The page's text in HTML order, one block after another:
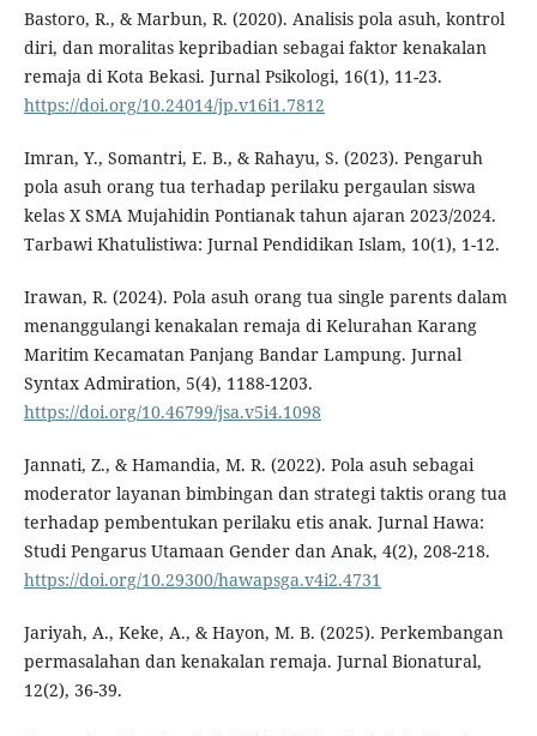
Bastoro, R., & Marbun, R. (2020). Analisis pola asuh, kontrol
diri, dan moralitas kepribadian sebagai faktor kenakalan
remaja di Kota Bekasi. Jurnal Psikologi, 16(1), 11-23.
https://doi.org/10.24014/jp.v16i1.7812
Imran, Y., Somantri, E. B., & Rahayu, S. (2023). Pengaruh
pola asuh orang tua terhadap perilaku pergaulan siswa
kelas X SMA Mujahidin Pontianak tahun ajaran 2023/2024.
Tarbawi Khatulistiwa: Jurnal Pendidikan Islam, 10(1), 1-12.
Irawan, R. (2024). Pola asuh orang tua single parents dalam
menanggulangi kenakalan remaja di Kelurahan Karang
Maritim Kecamatan Panjang Bandar Lampung. Jurnal
Syntax Admiration, 5(4), 1188-1203.
https://doi.org/10.46799/jsa.v5i4.1098
Jannati, Z., & Hamandia, M. R. (2022). Pola asuh sebagai
moderator layanan bimbingan dan strategi taktis orang tua
terhadap pembentukan perilaku etis anak. Jurnal Hawa:
Studi Pengarus Utamaan Gender dan Anak, 4(2), 208-218.
https://doi.org/10.29300/hawapsga.v4i2.4731
Jariyah, A., Keke, A., & Hayon, M. B. (2025). Perkembangan
permasalahan dan kenakalan remaja. Jurnal Bionatural,
12(2), 36-39.